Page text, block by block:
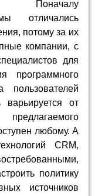
Поначалу
отличались
потому за их
компании, с
для
программного
пользователей
от
любому. А
CRM,
политику
источников